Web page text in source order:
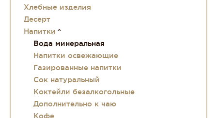
Хлебные изделия
Десерт
Напитки
Вода минеральная
Напитки освежающие
Газированные напитки
Сок натуральный
Коктейли безалкогольные
Дополнительно к чаю
Кофе